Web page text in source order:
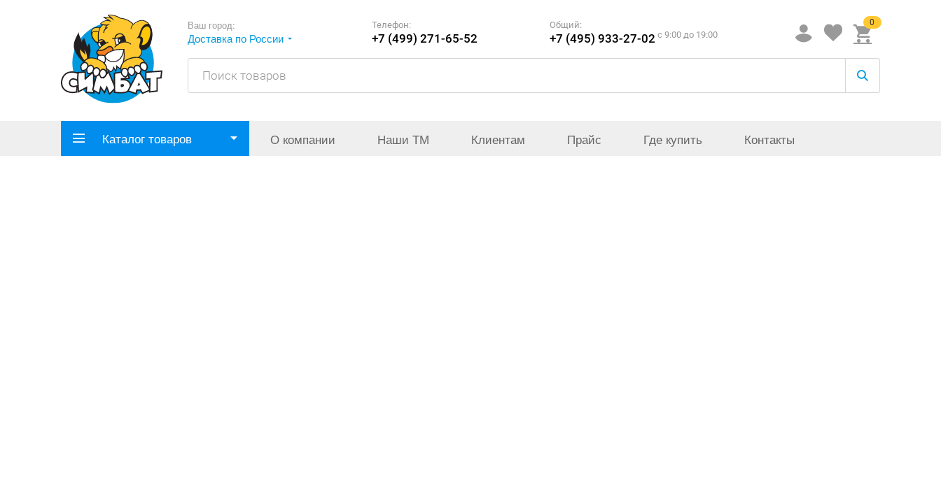
Ваш город:
Доставка по России
Телефон:
+7 (499) 271-65-52
Общий:
+7 (495) 933-27-02 c 9:00 до 19:00
0
Каталог товаров О компании Наши ТМ Клиентам Прайс Где купить Контакты